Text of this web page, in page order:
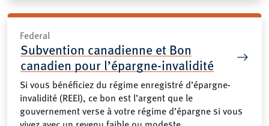
Federal
Subvention canadienne et Bon
canadien pour l’épargne-invalidité
Si vous bénéficiez du régime enregistré d’épargne-
invalidité (REEI), ce bon est l’argent que le
gouvernement verse à votre régime d’épargne si vous